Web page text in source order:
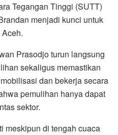
Tegangan Tinggi (SUTT)
menjadi kunci untuk
Prasodjo turun langsung
sekaligus memastikan
dan bekerja secara
pemulihan hanya dapat
sektor.
meskipun di tengah cuaca